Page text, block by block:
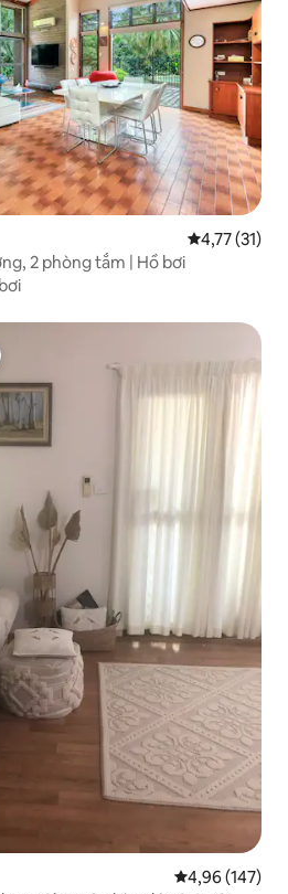
Xếp hạng
4,77 (31)
2 phòng tắm | Hồ bơi
Xếp hạng
4,96 (147)